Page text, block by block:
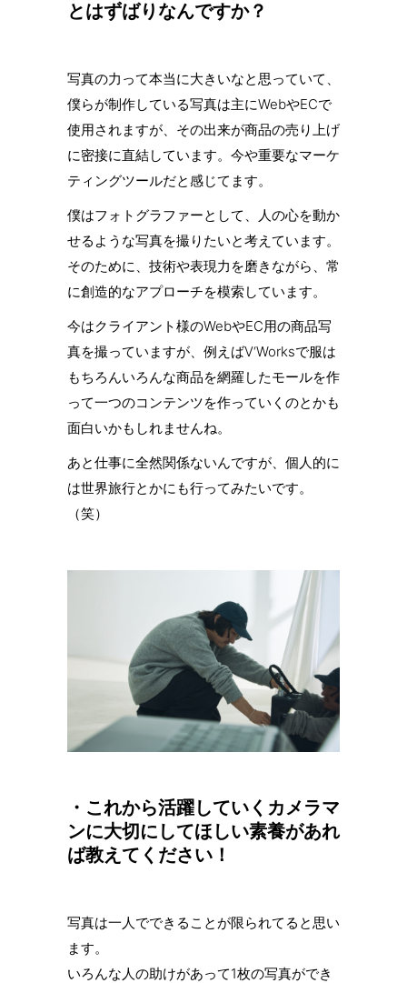
とはずばりなんですか？
写真の力って本当に大きいなと思っていて、
僕らが制作している写真は主にWebやECで
使用されますが、その出来が商品の売り上げ
に密接に直結しています。今や重要なマーケ
ティングツールだと感じてます。
僕はフォトグラファーとして、人の心を動か
せるような写真を撮りたいと考えています。
そのために、技術や表現力を磨きながら、常
に創造的なアプローチを模索しています。
今はクライアント様のWebやEC用の商品写
真を撮っていますが、例えばV‘Worksで服は
もちろんいろんな商品を網羅したモールを作
って一つのコンテンツを作っていくのとかも
面白いかもしれませんね。
あと仕事に全然関係ないんですが、個人的に
は世界旅行とかにも行ってみたいです。
（笑）
・これから活躍していくカメラマ
ンに大切にしてほしい素養があれ
ば教えてください！
写真は一人でできることが限られてると思い
ます。
いろんな人の助けがあって1枚の写真ができ